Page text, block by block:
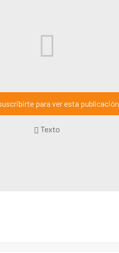
para ver esta publicación
Texto